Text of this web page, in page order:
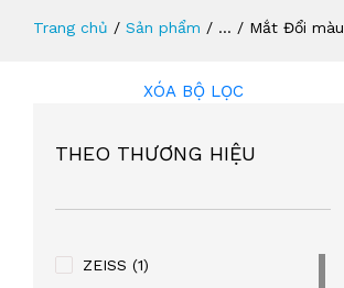
Trang chủ Sản phẩm ... Mắt Đổi màu
XÓA BỘ LỌC
THEO THƯƠNG HIỆU
ZEISS (1)